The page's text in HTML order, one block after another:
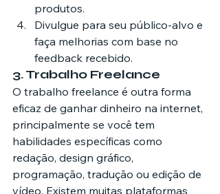
produtos.
Divulgue para seu público-alvo e
faça melhorias com base no
feedback recebido.
3. Trabalho Freelance
O trabalho freelance é outra forma
eficaz de ganhar dinheiro na internet,
principalmente se você tem
habilidades específicas como
redação, design gráfico,
programação, tradução ou edição de
vídeo. Existem muitas plataformas